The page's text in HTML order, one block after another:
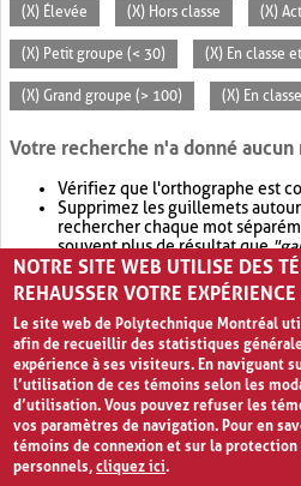
(X) Élevée (X) Hors classe (X)
(X) Petit groupe (< 30) (X) En classe
(X) Grand groupe (> 100) (X) En
Votre recherche n'a donné
Vérifiez que l'orthographe est
Supprimez les guillemets
rechercher chaque mot
souvent plus de résultat que
Envisagez d'élargir votre
retournera souvent plus de
NOTRE SITE WEB UTILISE DES
REHAUSSER VOTRE
Le site web de Polytechnique Montréal
afin de recueillir des statistiques
expérience à ses visiteurs. En naviguant
l’utilisation de ces témoins selon les
d’utilisation. Vous pouvez refuser les
vos paramètres de navigation. Pour en
témoins de connexion et sur la
personnels,cliquez ici.